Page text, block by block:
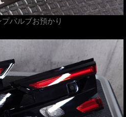
バルブお預かり